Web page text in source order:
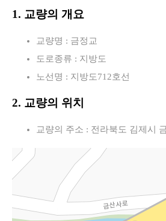
1. 교량의 개요
교량명 : 금정교
도로종류 : 지방도
노선명 : 지방도712호선
2. 교량의 위치
교량의 주소 : 전라북도 김제시